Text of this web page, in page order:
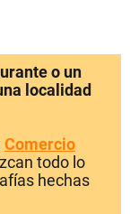
o un
localidad
Comercio
todo lo
hechas